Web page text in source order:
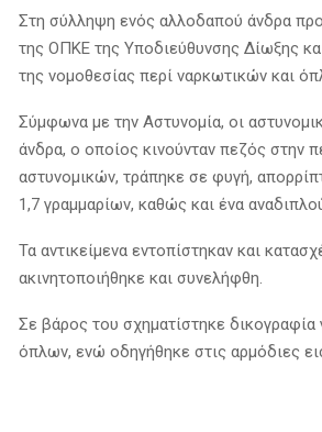
Στη σύλληψη ενός αλλοδαπού άνδρα
της ΟΠΚΕ της Υποδιεύθυνσης Δίωξης
της νομοθεσίας περί ναρκωτικών και
Σύμφωνα με την Αστυνομία, οι
άνδρα, ο οποίος κινούνταν πεζός στην
αστυνομικών, τράπηκε σε φυγή,
1,7 γραμμαρίων, καθώς και ένα
Τα αντικείμενα εντοπίστηκαν και
ακινητοποιήθηκε και συνελήφθη.
Σε βάρος του σχηματίστηκε
όπλων, ενώ οδηγήθηκε στις αρμόδιες